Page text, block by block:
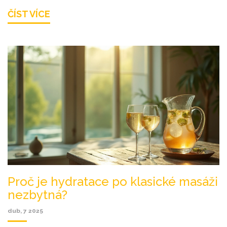
ČÍST VÍCE
Proč je hydratace po klasické masáži
nezbytná?
dub, 7 2025